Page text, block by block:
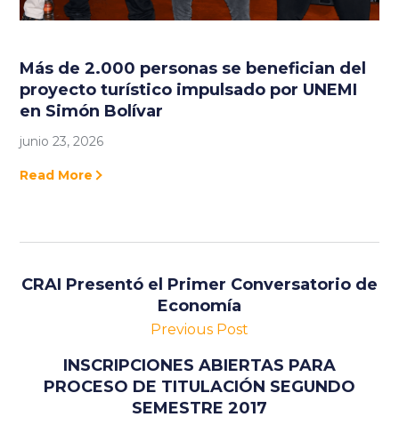
Más de 2.000 personas se benefician del
proyecto turístico impulsado por UNEMI
en Simón Bolívar
junio 23, 2026
Read More
CRAI Presentó el Primer Conversatorio de
Economía
Previous Post
INSCRIPCIONES ABIERTAS PARA
PROCESO DE TITULACIÓN SEGUNDO
SEMESTRE 2017